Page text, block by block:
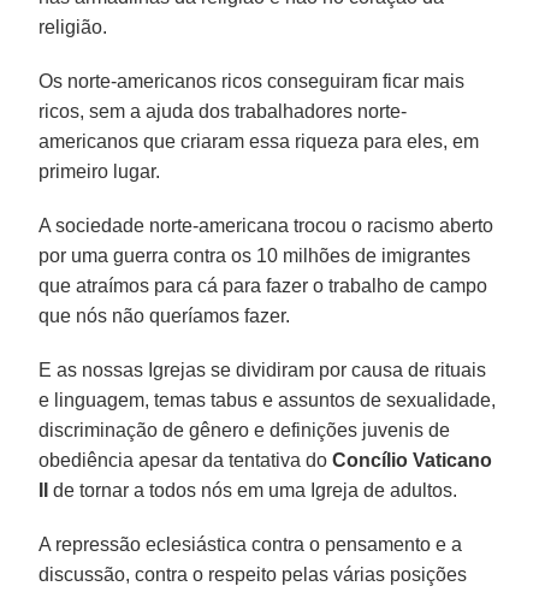
religião.
Os norte-americanos ricos conseguiram ficar mais
ricos, sem a ajuda dos trabalhadores norte-
americanos que criaram essa riqueza para eles, em
primeiro lugar.
A sociedade norte-americana trocou o racismo aberto
por uma guerra contra os 10 milhões de imigrantes
que atraímos para cá para fazer o trabalho de campo
que nós não queríamos fazer.
E as nossas Igrejas se dividiram por causa de rituais
e linguagem, temas tabus e assuntos de sexualidade,
discriminação de gênero e definições juvenis de
obediência apesar da tentativa doConcílio Vaticano
de tornar a todos nós em uma Igreja de adultos.
A repressão eclesiástica contra o pensamento e a
discussão, contra o respeito pelas várias posições